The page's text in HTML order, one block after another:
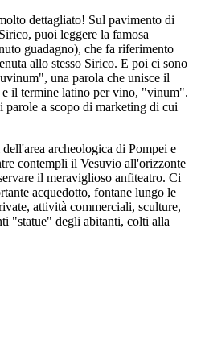
dettagliato! Sul pavimento di
puoi leggere la famosa
guadagno), che fa riferimento
allo stesso Sirico. E poi ci sono
una parola che unisce il
il termine latino per vino, "vinum".
a scopo di marketing di cui
archeologica di Pompei e
contempli il Vesuvio all'orizzonte
il meraviglioso anfiteatro. Ci
acquedotto, fontane lungo le
attività commerciali, sculture,
"statue" degli abitanti, colti alla